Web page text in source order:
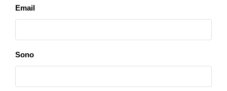
Email
Sono